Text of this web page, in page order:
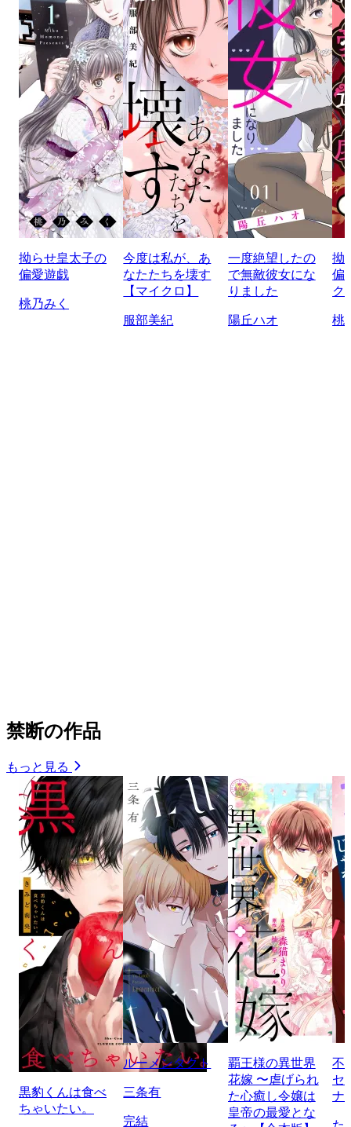
拗らせ皇太子の
偏愛遊戯
桃乃みく
今度は私が、あ
なたたちを壊す
【マイクロ】
服部美紀
一度絶望したの
で無敵彼女にな
りました
陽丘ハオ
拗
偏
ク
桃
禁断の作品
もっと見る
黒豹くんは食べ
ちゃいたい。
ルーメンタクト
三条有
完結
覇王様の異世界
花嫁 〜虐げられ
た心癒し令嬢は
皇帝の最愛とな
不
セ
ナ